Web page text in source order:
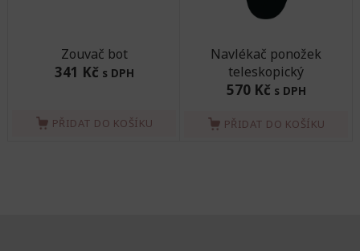
Zouvač bot
341 Kč s DPH
PŘIDAT DO KOŠÍKU
Navlékač ponožek
teleskopický
570 Kč s DPH
PŘIDAT DO KOŠÍKU